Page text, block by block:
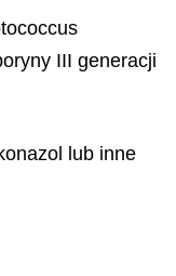
III generacji
lub inne